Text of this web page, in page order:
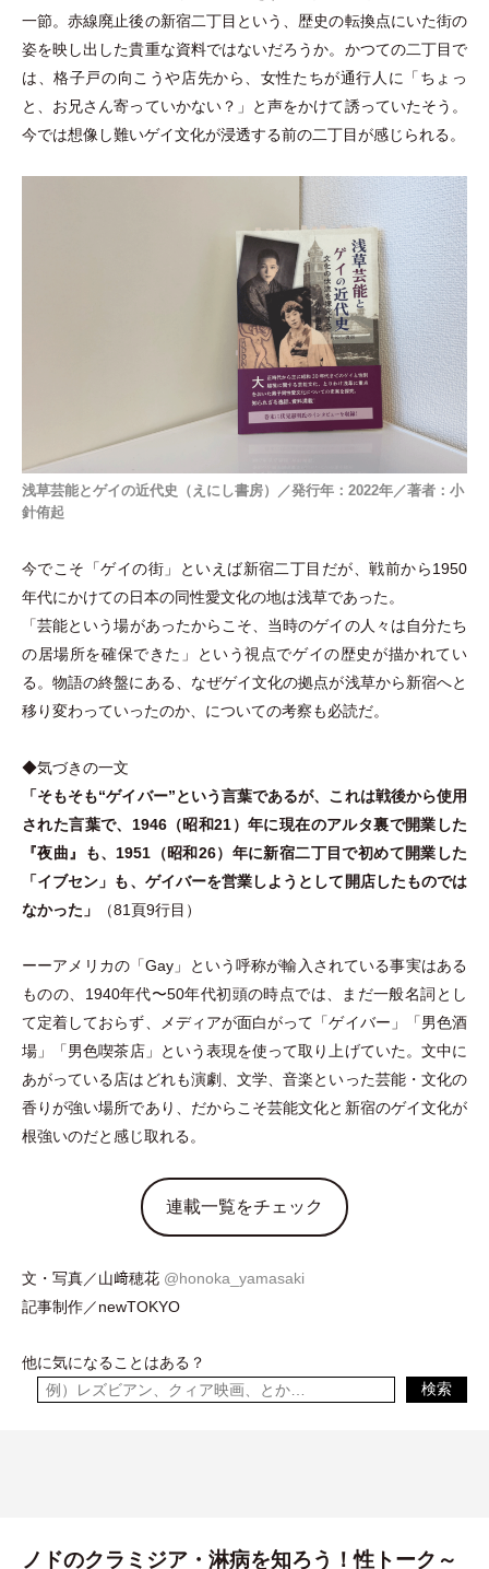
一節。赤線廃止後の新宿二丁目という、歴史の転換点にいた街の
姿を映し出した貴重な資料ではないだろうか。かつての二丁目で
は、格子戸の向こうや店先から、女性たちが通行人に
「ちょっ
と、お兄さん寄っていかない？ 」
と声をかけて誘っていたそう。
今では想像し難いゲイ文化が浸透する前の二丁目が感じられる。
浅草芸能とゲイの近代史（えにし書房）／発行年：2022年／著者：小
針侑起
今でこそ 「ゲイの街 」
といえば新宿二丁目だが、戦前から1950
年代にかけての日本の同性愛文化の地は浅草であった。
「芸能という場があったからこそ、当時のゲイの人々は自分たち
の居場所を確保できた 」
という視点でゲイの歴史が描かれてい
る。物語の終盤にある、なぜゲイ文化の拠点が浅草から新宿へと
移り変わっていったのか、についての考察も必読だ。
◆気づきの一文
「そもそも“ゲイバー”という言葉であるが、これは戦後から使用
された言葉で、1946（昭和21）年に現在のアルタ裏で開業した
『夜曲』も、1951 （昭和26） 年に新宿二丁目で初めて開業した
「イブセン 」 も、ゲイバーを営業しようとして開店したものでは
なかった 」 （81頁9行目 ）
ーーアメリカの 「Gay 」
という呼称が輸入されている事実はある
ものの、1940年代〜50年代初頭の時点では、まだ一般名詞とし
て定着しておらず、メディアが面白がって 「ゲイバー 」 「男色酒
場 」 「男色喫茶店」
という表現を使って取り上げていた。文中に
あがっている店はどれも演劇、文学、音楽といった芸能・ 文化の
香りが強い場所であり、だからこそ芸能文化と新宿のゲイ文化が
根強いのだと感じ取れる。
連載一覧をチェック
文 ・ 写真／山﨑穂花 @honoka_yamasaki
記事制作／newTOKYO
他に気になることはある？
検索
ノドのクラミジア・淋病を知ろう！性トーク～